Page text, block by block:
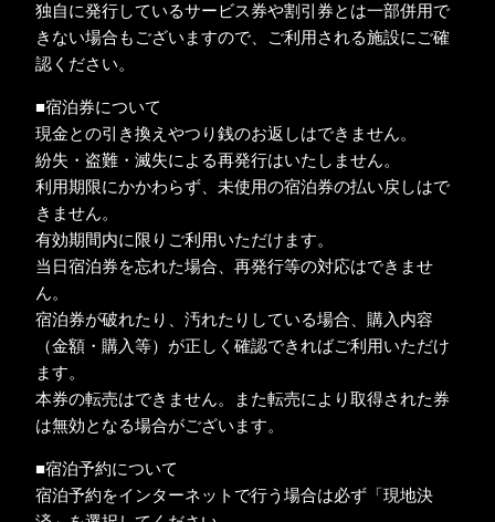
独自に発行しているサービス券や割引券とは一部併用で
きない場合もございますので、ご利用される施設にご確
認ください。
■宿泊券について
現金との引き換えやつり銭のお返しはできません。
紛失・盗難・滅失による再発行はいたしません。
利用期限にかかわらず、未使用の宿泊券の払い戻しはで
きません。
有効期間内に限りご利用いただけます。
当日宿泊券を忘れた場合、再発行等の対応はできませ
ん。
宿泊券が破れたり、汚れたりしている場合、購入内容
（金額・購入等）が正しく確認できればご利用いただけ
ます。
本券の転売はできません。また転売により取得された券
は無効となる場合がございます。
■宿泊予約について
宿泊予約をインターネットで行う場合は必ず「現地決